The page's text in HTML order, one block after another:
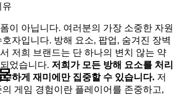
유
이 아닙니다. 여러분의 가장 소중한 자원
자입니다. 방해 요소, 팝업, 숨겨진 장벽
저희 브랜드는 단 하나의 변치 않는 약
었습니다. 저희가 모든 방해 요소를 처리
하게 재미에만 집중할 수 있습니다. 저
게임 경험이란 플레이어를 존중하고,